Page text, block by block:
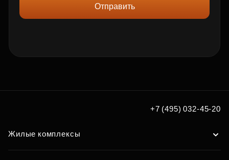
Отправить
+7 (495) 032-45-20
Жилые комплексы